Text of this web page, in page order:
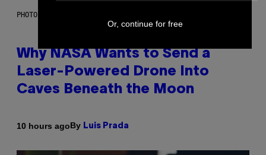
PHOTO: NASA; DR PIXEL / GETTY IMAGES
Why NASA Wants to Send a
Laser-Powered Drone Into
Caves Beneath the Moon
10 hours agoBy Luis Prada
Or, continue for free